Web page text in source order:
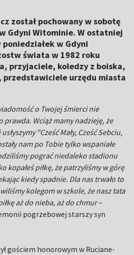
został pochowany w sobotę
Gdyni Witominie. W ostatniej
w Gdyni
świata w 1982 roku
przyjaciele, koledzy z boiska,
przedstawiciele urzędu miasta
o Twojej śmierci nie
prawda. Wciąż mamy nadzieję, że
"Cześć Mały, Cześć Sebciu,
nam po Tobie tylko wspaniałe
pograć niedaleko stadionu
kopałeś piłkę, że patrzyliśmy w górę
kiedy spadnie. Dla nas trwało to
kolegom w szkole, że nasz tata
aż do nieba, aż do chmur–
pogrzebowej starszy syn
gościem honorowym w Ruciane-